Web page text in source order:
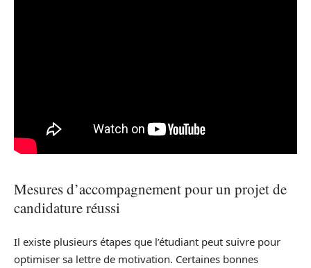
Mesures d’accompagnement pour un projet de
candidature réussi
Il existe plusieurs étapes que l’étudiant peut suivre pour
optimiser sa lettre de motivation. Certaines bonnes